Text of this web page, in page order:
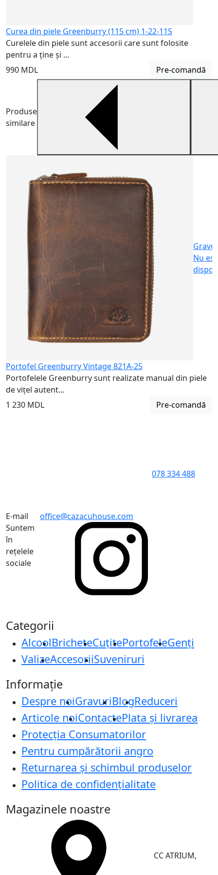
Curea din piele Greenburry (115 cm) 1-22-115
Curelele din piele sunt accesorii care sunt folosite
pentru a ține și ...
990 MDL
Pre-comandă
Produse
similare
Nu
Portofel Greenburry Vintage 821A-25
Portofelele Greenburry sunt realizate manual din piele
de vițel autent...
1 230 MDL
Pre-comandă
078 334 488
E-mail
office@cazacuhouse.com
Suntem
în
rețelele
sociale
Categorii
AlcoolBricheteCuțitePortofeleGenți
ValizeAccesoriiSuveniruri
Informație
Despre noiGravuriBlogReduceri
Articole noiContactePlata și livrarea
Protecţia Consumatorilor
Pentru cumpărătorii angro
Returnarea și schimbul produselor
Politica de confidențialitate
Magazinele noastre
CC ATRIUM,